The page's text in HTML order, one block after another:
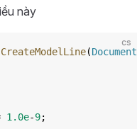
này
cs
CreateModelLine(Document
1.0e-9;